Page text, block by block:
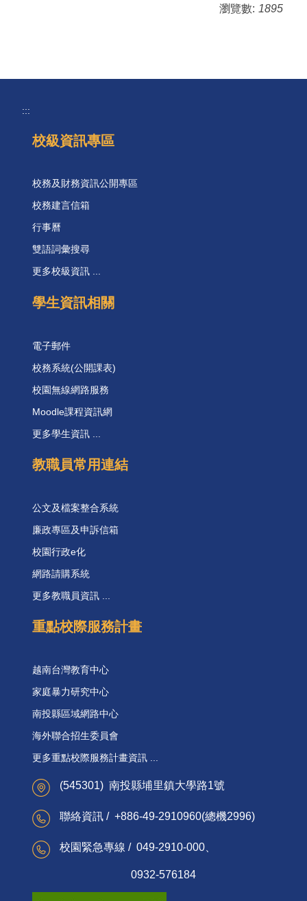
瀏覽數: 1895
:::
校級資訊專區
校務及財務資訊公開專區
校務建言信箱
行事曆
雙語詞彙搜尋
更多校級資訊 ...
學生資訊相關
電子郵件
校務系統(公開課表)
校園無線網路服務
Moodle課程資訊網
更多學生資訊 ...
教職員常用連結
公文及檔案整合系統
廉政專區及申訴信箱
校園行政e化
網路請購系統
更多教職員資訊 ...
重點校際服務計畫
越南台灣教育中心
家庭暴力研究中心
南投縣區域網路中心
海外聯合招生委員會
更多重點校際服務計畫資訊 ...
(545301) 南投縣埔里鎮大學路1號
聯絡資訊 / +886-49-2910960(總機2996)
校園緊急專線 / 049-2910-000、
0932-576184